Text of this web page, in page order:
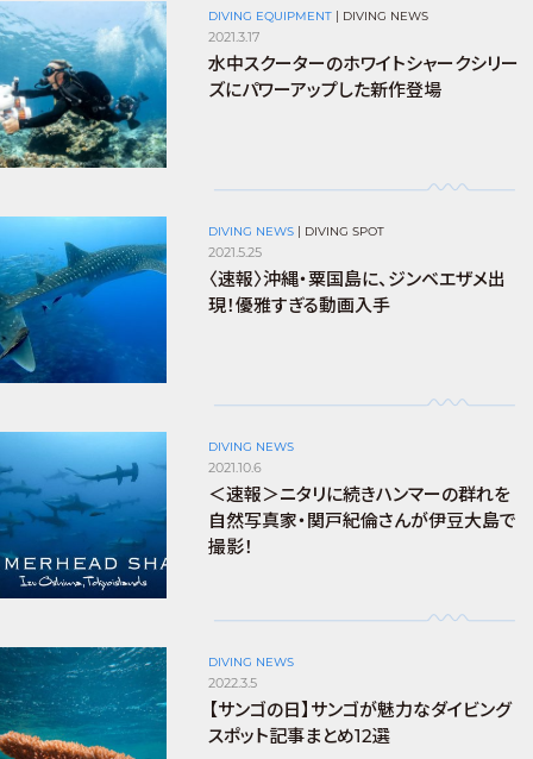
DIVING EQUIPMENT DIVING NEWS
2021.3.17
水中スクーターのホワイトシャークシリー
ズにパワーアップした新作登場
DIVING NEWS DIVING SPOT
2021.5.25
〈速報〉沖縄・粟国島に、ジンベエザメ出
現！優雅すぎる動画入手
DIVING NEWS
2021.10.6
＜速報＞ニタリに続きハンマーの群れを
自然写真家・関戸紀倫さんが伊豆大島で
撮影！
DIVING NEWS
2022.3.5
【サンゴの日】サンゴが魅力なダイビング
スポット記事まとめ12選